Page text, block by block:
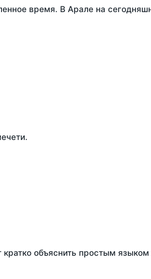
время. В Арале на
объяснить простым